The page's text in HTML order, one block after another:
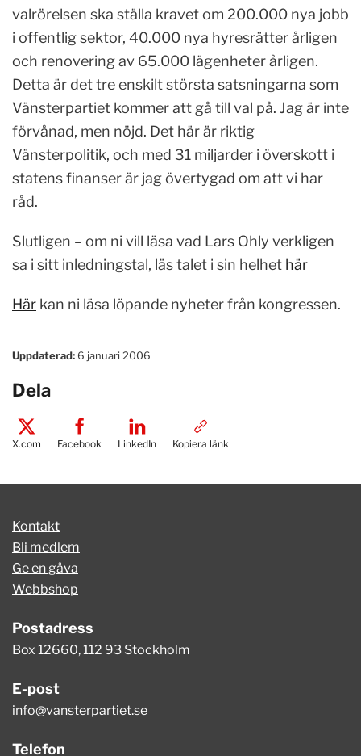
valrörelsen ska ställa kravet om 200.000 nya jobb
i offentlig sektor, 40.000 nya hyresrätter årligen
och renovering av 65.000 lägenheter årligen.
Detta är det tre enskilt största satsningarna som
Vänsterpartiet kommer att gå till val på. Jag är inte
förvånad, men nöjd. Det här är riktig
Vänsterpolitik, och med 31 miljarder i överskott i
statens finanser är jag övertygad om att vi har
råd.
Slutligen – om ni vill läsa vad Lars Ohly verkligen
sa i sitt inledningstal, läs talet i sin helhet här
Här kan ni läsa löpande nyheter från kongressen.
Uppdaterad:6 januari 2006
Dela
X.com Facebook LinkedIn Kopiera länk
Kontakt
Bli medlem
Ge en gåva
Webbshop
Postadress
Box 12660, 112 93 Stockholm
E-post
info@vansterpartiet.se
Telefon